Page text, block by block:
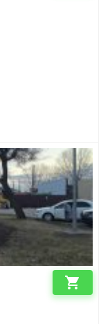
shopping_cart